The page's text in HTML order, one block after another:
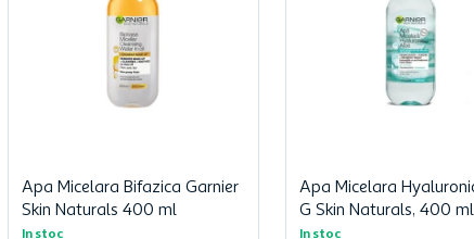
Apa Micelara Bifazica Garnier
Skin Naturals 400 ml
In stoc
Apa Micelara
G Skin Naturals, 400 ml
In stoc